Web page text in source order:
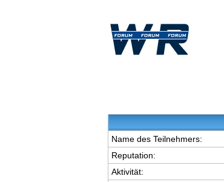
Name des Teilnehmers:
Reputation:
Aktivität: